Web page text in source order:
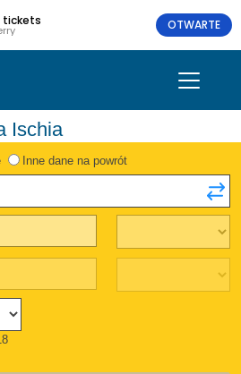
tickets OTWARTE
Ischia
Inne dane na powrót